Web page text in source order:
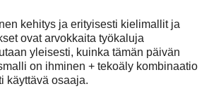
kehitys ja erityisesti kielimallit ja
ovat arvokkaita työkaluja
yleisesti, kuinka tämän päivän
on ihminen + tekoäly kombinaatio
käyttävä osaaja.